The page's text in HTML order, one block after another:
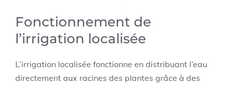
Fonctionnement de
l’irrigation localisée
L’irrigation localisée fonctionne en distribuant l’eau
directement aux racines des plantes grâce à des